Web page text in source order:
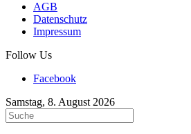
AGB
Datenschutz
Impressum
Follow Us
Facebook
Samstag, 8. August 2026